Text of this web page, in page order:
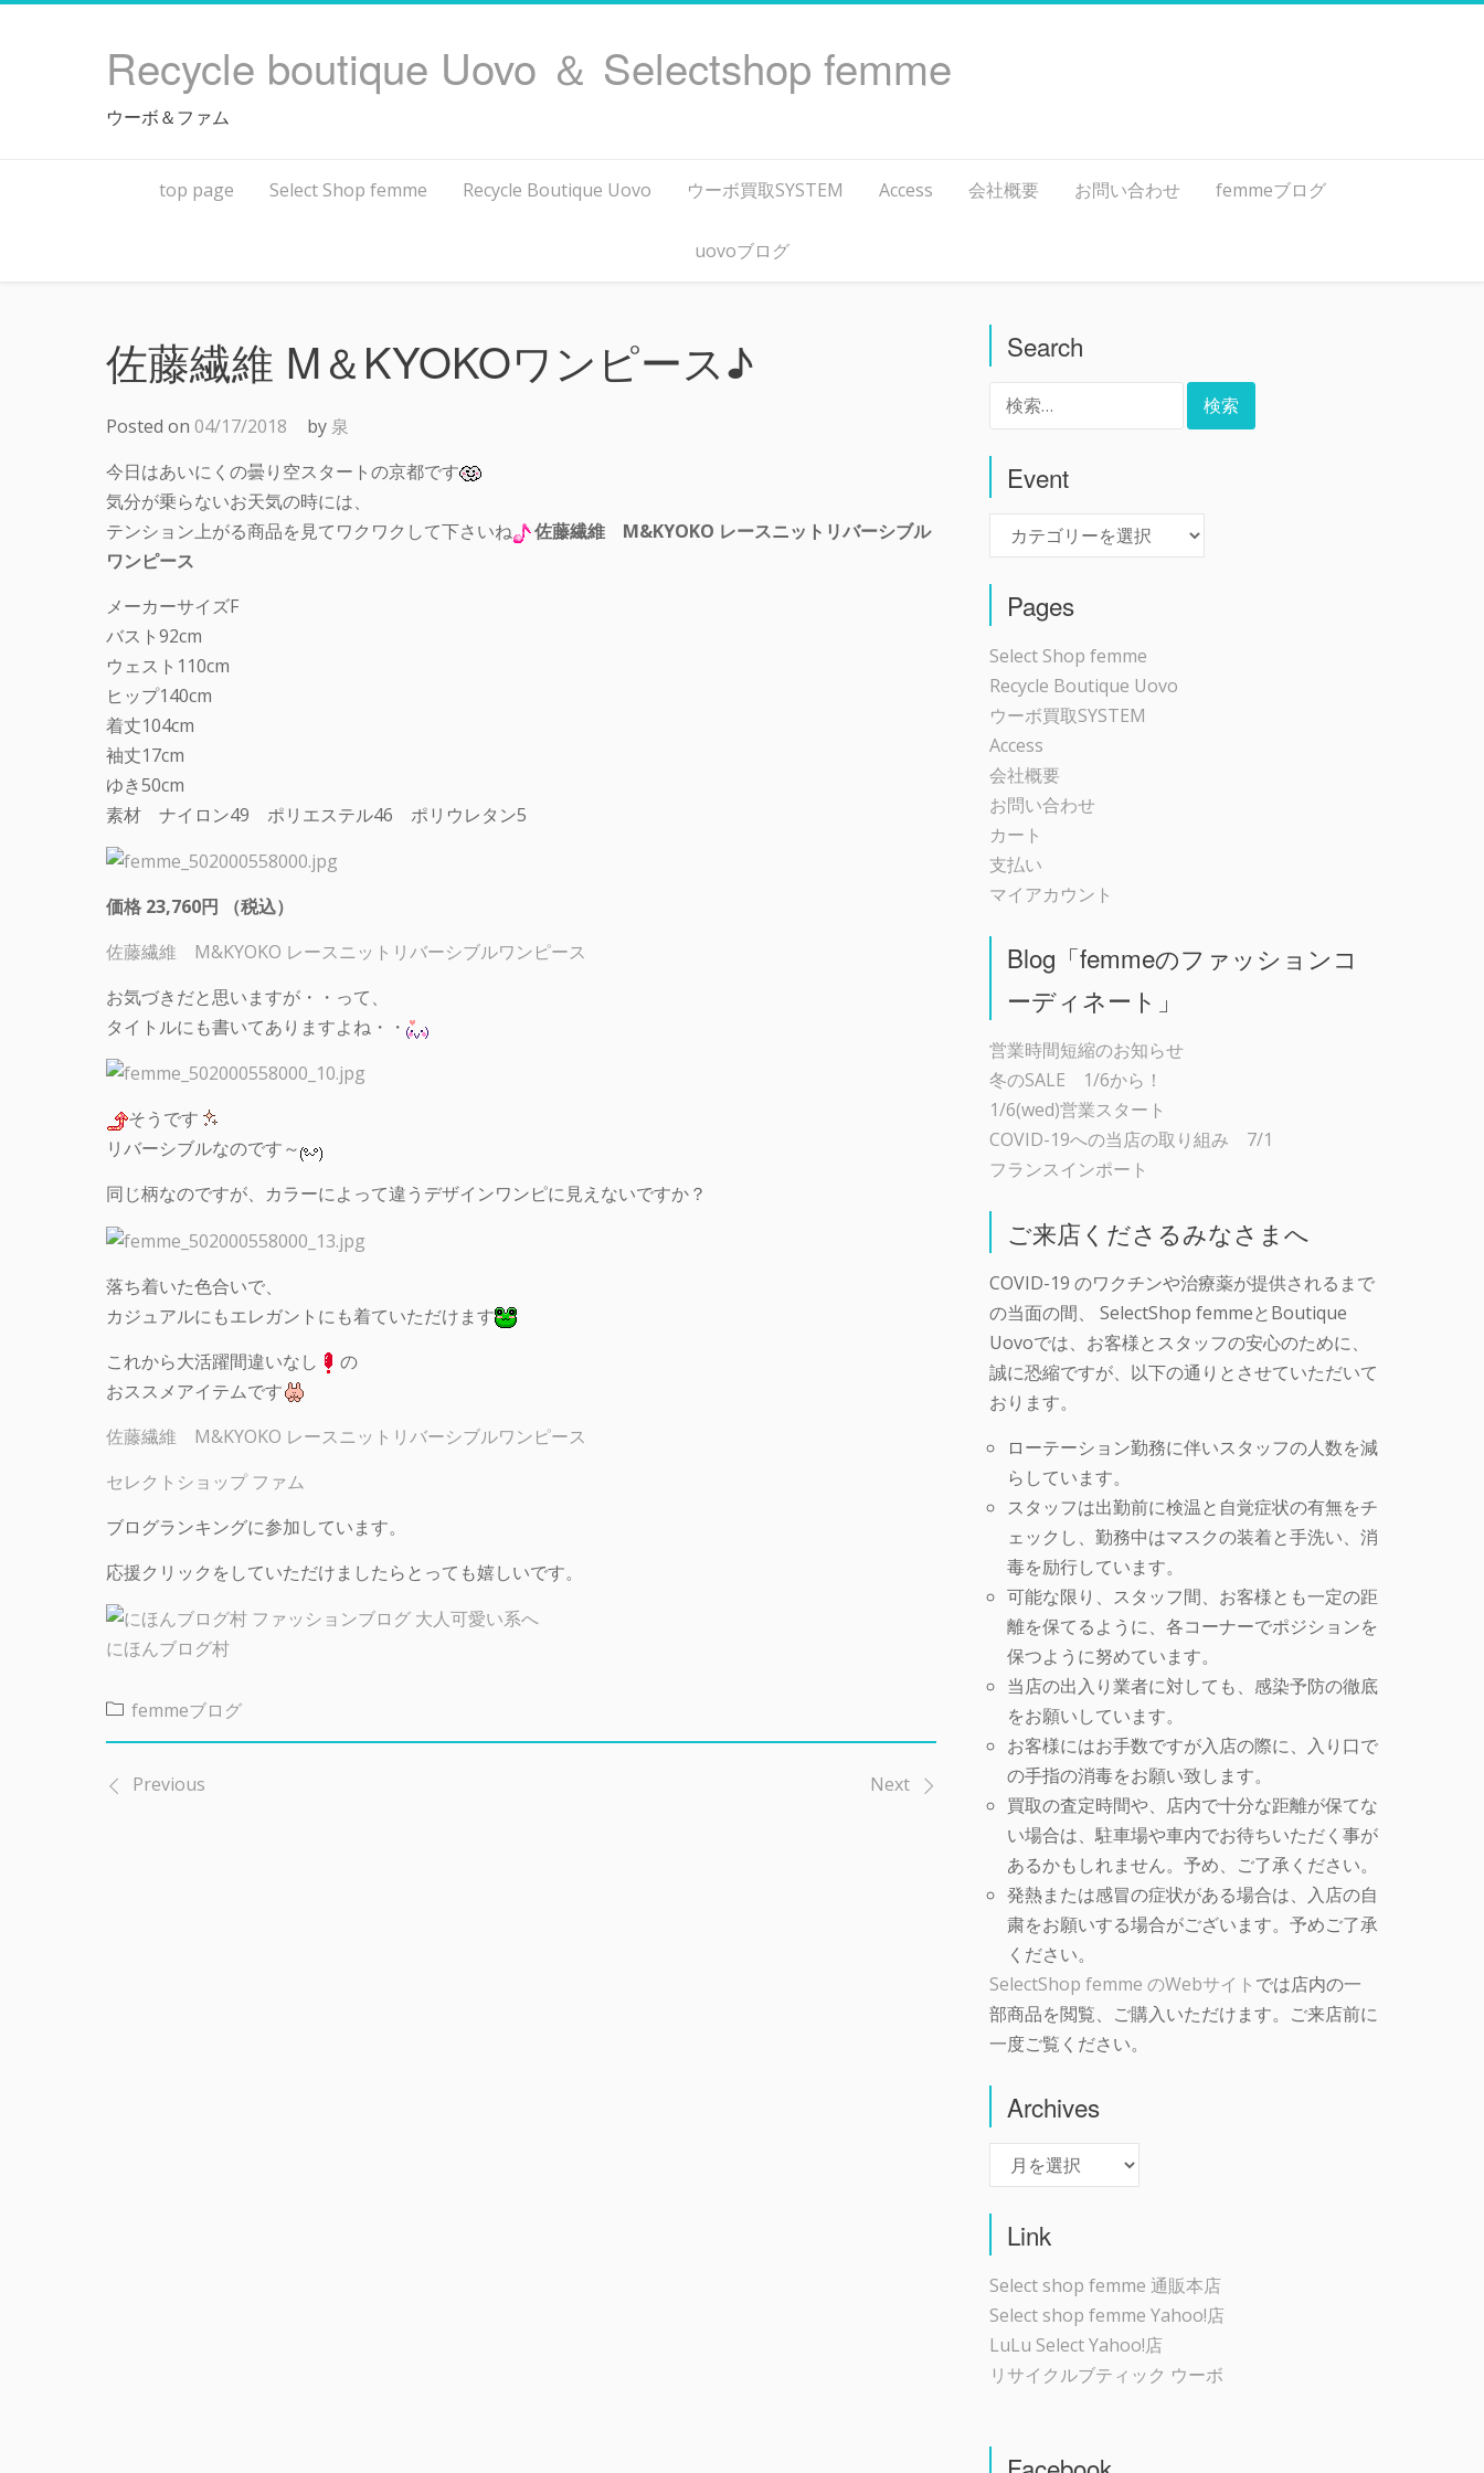
Recycle boutique Uovo ＆ Selectshop femme
ウーボ＆ファム
top page Select Shop femme Recycle Boutique Uovo ウーボ買取SYSTEM Access 会社概要 お問い合わせ femmeブログ
uovoブログ
佐藤繊維 M＆KYOKOワンピース♪
Posted on 04/17/2018 by 泉
今日はあいにくの曇り空スタートの京都です
気分が乗らないお天気の時には、
テンション上がる商品を見てワクワクして下さいね
佐藤繊維 M&KYOKO レースニットリバーシブル
ワンピース
メーカーサイズF
バスト92cm
ウェスト110cm
ヒップ140cm
着丈104cm
袖丈17cm
ゆき50cm
素材 ナイロン49 ポリエステル46 ポリウレタン5
価格 23,760円 （税込）
佐藤繊維 M&KYOKO レースニットリバーシブルワンピース
お気づきだと思いますが・・って、
タイトルにも書いてありますよね・・
そうです
リバーシブルなのです～
同じ柄なのですが、カラーによって違うデザインワンピに見えないですか？
落ち着いた色合いで、
カジュアルにもエレガントにも着ていただけます
これから大活躍間違いなし
の
おススメアイテムです
佐藤繊維 M&KYOKO レースニットリバーシブルワンピース
セレクトショップ ファム
ブログランキングに参加しています。
応援クリックをしていただけましたらとっても嬉しいです。
にほんブログ村
femmeブログ
投Previous Next
Search
Event
Pages
Select Shop femme
Recycle Boutique Uovo
ウーボ買取SYSTEM
Access
会社概要
お問い合わせ
カート
支払い
マイアカウント
Blog「femmeのファッションコ
ーディネート」
営業時間短縮のお知らせ
冬のSALE 1/6から！
1/6(wed)営業スタート
COVID-19への当店の取り組み 7/1
フランスインポート
ご来店くださるみなさまへ
COVID-19 のワクチンや治療薬が提供されるまで
の当面の間、 SelectShop femmeとBoutique
Uovoでは、お客様とスタッフの安心のために、
誠に恐縮ですが、以下の通りとさせていただいて
おります。
ローテーション勤務に伴いスタッフの人数を減
らしています。
スタッフは出勤前に検温と自覚症状の有無をチ
ェックし、勤務中はマスクの装着と手洗い、消
毒を励行しています。
可能な限り、スタッフ間、お客様とも一定の距
離を保てるように、各コーナーでポジションを
保つように努めています。
当店の出入り業者に対しても、感染予防の徹底
をお願いしています。
お客様にはお手数ですが入店の際に、入り口で
の手指の消毒をお願い致します。
買取の査定時間や、店内で十分な距離が保てな
い場合は、駐車場や車内でお待ちいただく事が
あるかもしれません。予め、ご了承ください。
発熱または感冒の症状がある場合は、入店の自
粛をお願いする場合がございます。予めご了承
ください。
SelectShop femme のWebサイト では店内の一
部商品を閲覧、ご購入いただけます。ご来店前に
一度ご覧ください。
Archives
Link
Select shop femme 通販本店
Select shop femme Yahoo!店
LuLu Select Yahoo!店
リサイクルブティック ウーボ